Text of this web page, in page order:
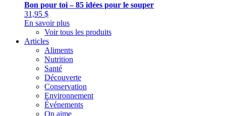
Bon pour toi – 85 idées pour le souper
31,95 $
En savoir plus
Voir tous les produits
Articles
Aliments
Nutrition
Santé
Découverte
Conservation
Environnement
Événements
On aime